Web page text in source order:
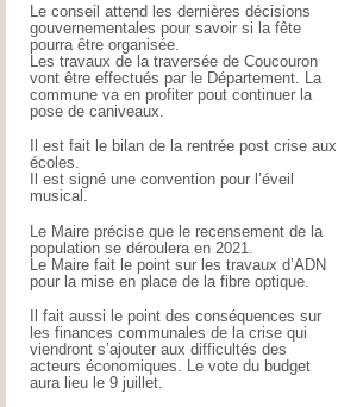
Le conseil attend les dernières décisions
gouvernementales pour savoir si la fête
pourra être organisée.
Les travaux de la traversée de Coucouron
vont être effectués par le Département. La
commune va en profiter pout continuer la
pose de caniveaux.
Il est fait le bilan de la rentrée post crise aux
écoles.
Il est signé une convention pour l’éveil
musical.
Le Maire précise que le recensement de la
population se déroulera en 2021.
Le Maire fait le point sur les travaux d’ADN
pour la mise en place de la fibre optique.
Il fait aussi le point des conséquences sur
les finances communales de la crise qui
viendront s’ajouter aux difficultés des
acteurs économiques. Le vote du budget
aura lieu le 9 juillet.